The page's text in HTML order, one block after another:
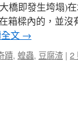
橋即發生垮塌)
箱樑內的，並
文 →
蹟, 蝗蟲, 豆腐渣 | 2